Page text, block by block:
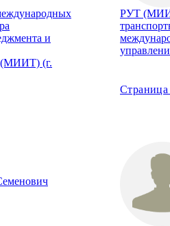
и
(МИИТ) (г.
РУТ
Страница